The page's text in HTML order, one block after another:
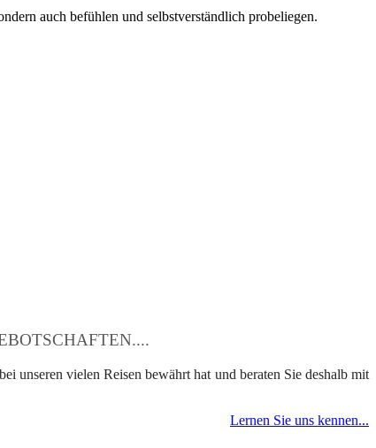
auch befühlen und selbstverständlich probeliegen.
unseren vielen Reisen bewährt hat und beraten Sie deshalb mit
Lernen Sie uns kennen...